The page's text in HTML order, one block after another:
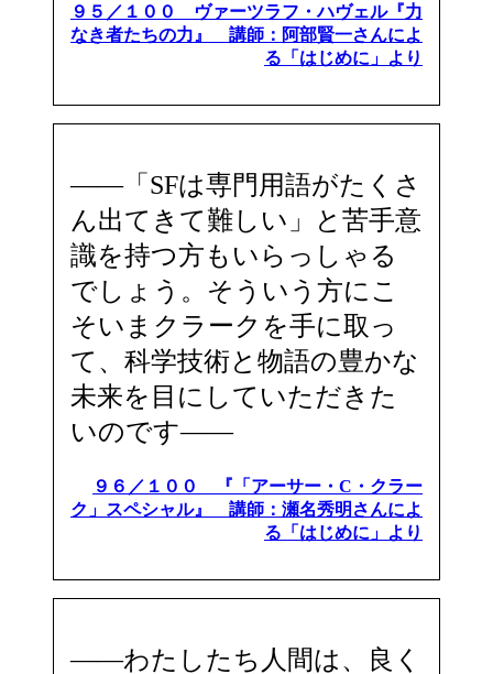
９５／１００ ヴァーツラフ・ハヴェル『力
なき者たちの力』 講師：阿部賢一さんによ
る「はじめに」より
――「SFは専門用語がたくさ
ん出てきて難しい」と苦手意
識を持つ方もいらっしゃる
でしょう。そういう方にこ
そいまクラークを手に取っ
て、科学技術と物語の豊かな
未来を目にしていただきた
いのです――
９６／１００ 『「アーサー・C・クラー
ク」スペシャル』 講師：瀬名秀明さんによ
る「はじめに」より
――わたしたち人間は、良く